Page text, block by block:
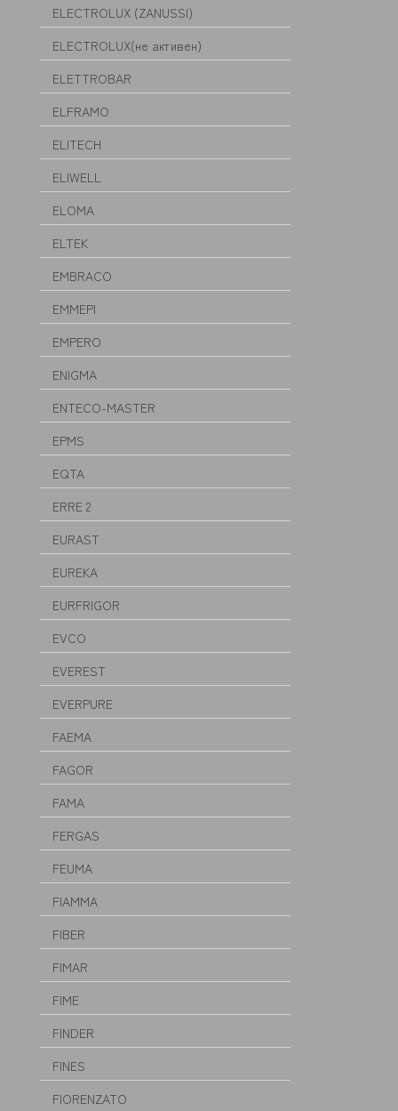
ELECTROLUX (ZANUSSI)
ELECTROLUX(не активен)
ELETTROBAR
ELFRAMO
ELITECH
ELIWELL
ELOMA
ELTEK
EMBRACO
EMMEPI
EMPERO
ENIGMA
ENTECO-MASTER
EPMS
EQTA
ERRE 2
EURAST
EUREKA
EURFRIGOR
EVCO
EVEREST
EVERPURE
FAEMA
FAGOR
FAMA
FERGAS
FEUMA
FIAMMA
FIBER
FIMAR
FIME
FINDER
FINES
FIORENZATO